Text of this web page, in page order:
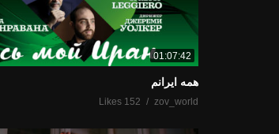
01:07:42
همه ایرانم
zov_world
152 Likes